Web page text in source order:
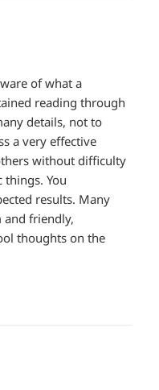
of what a
reading through
details, not to
a very effective
without difficulty
You
results. Many
and friendly,
thoughts on the